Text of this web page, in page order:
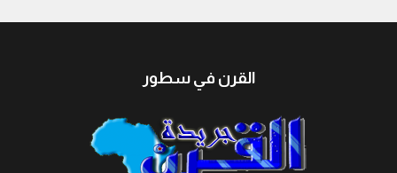
القرن في سطور